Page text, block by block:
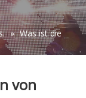
» Was ist die
von